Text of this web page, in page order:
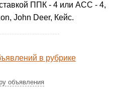
ППК - 4 или АСС - 4,
John Deer, Кейс.
в рубрике
объявления